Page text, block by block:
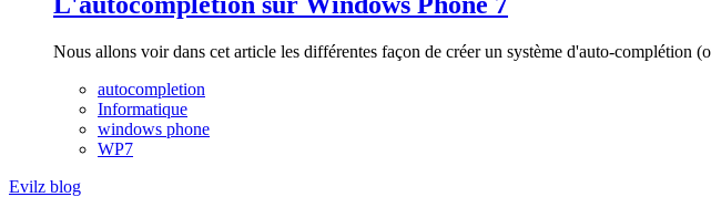
Nous allons voir dans cet article les différentes façon de créer un système d'auto-complétion
autocompletion
Informatique
windows phone
WP7
Evilz blog